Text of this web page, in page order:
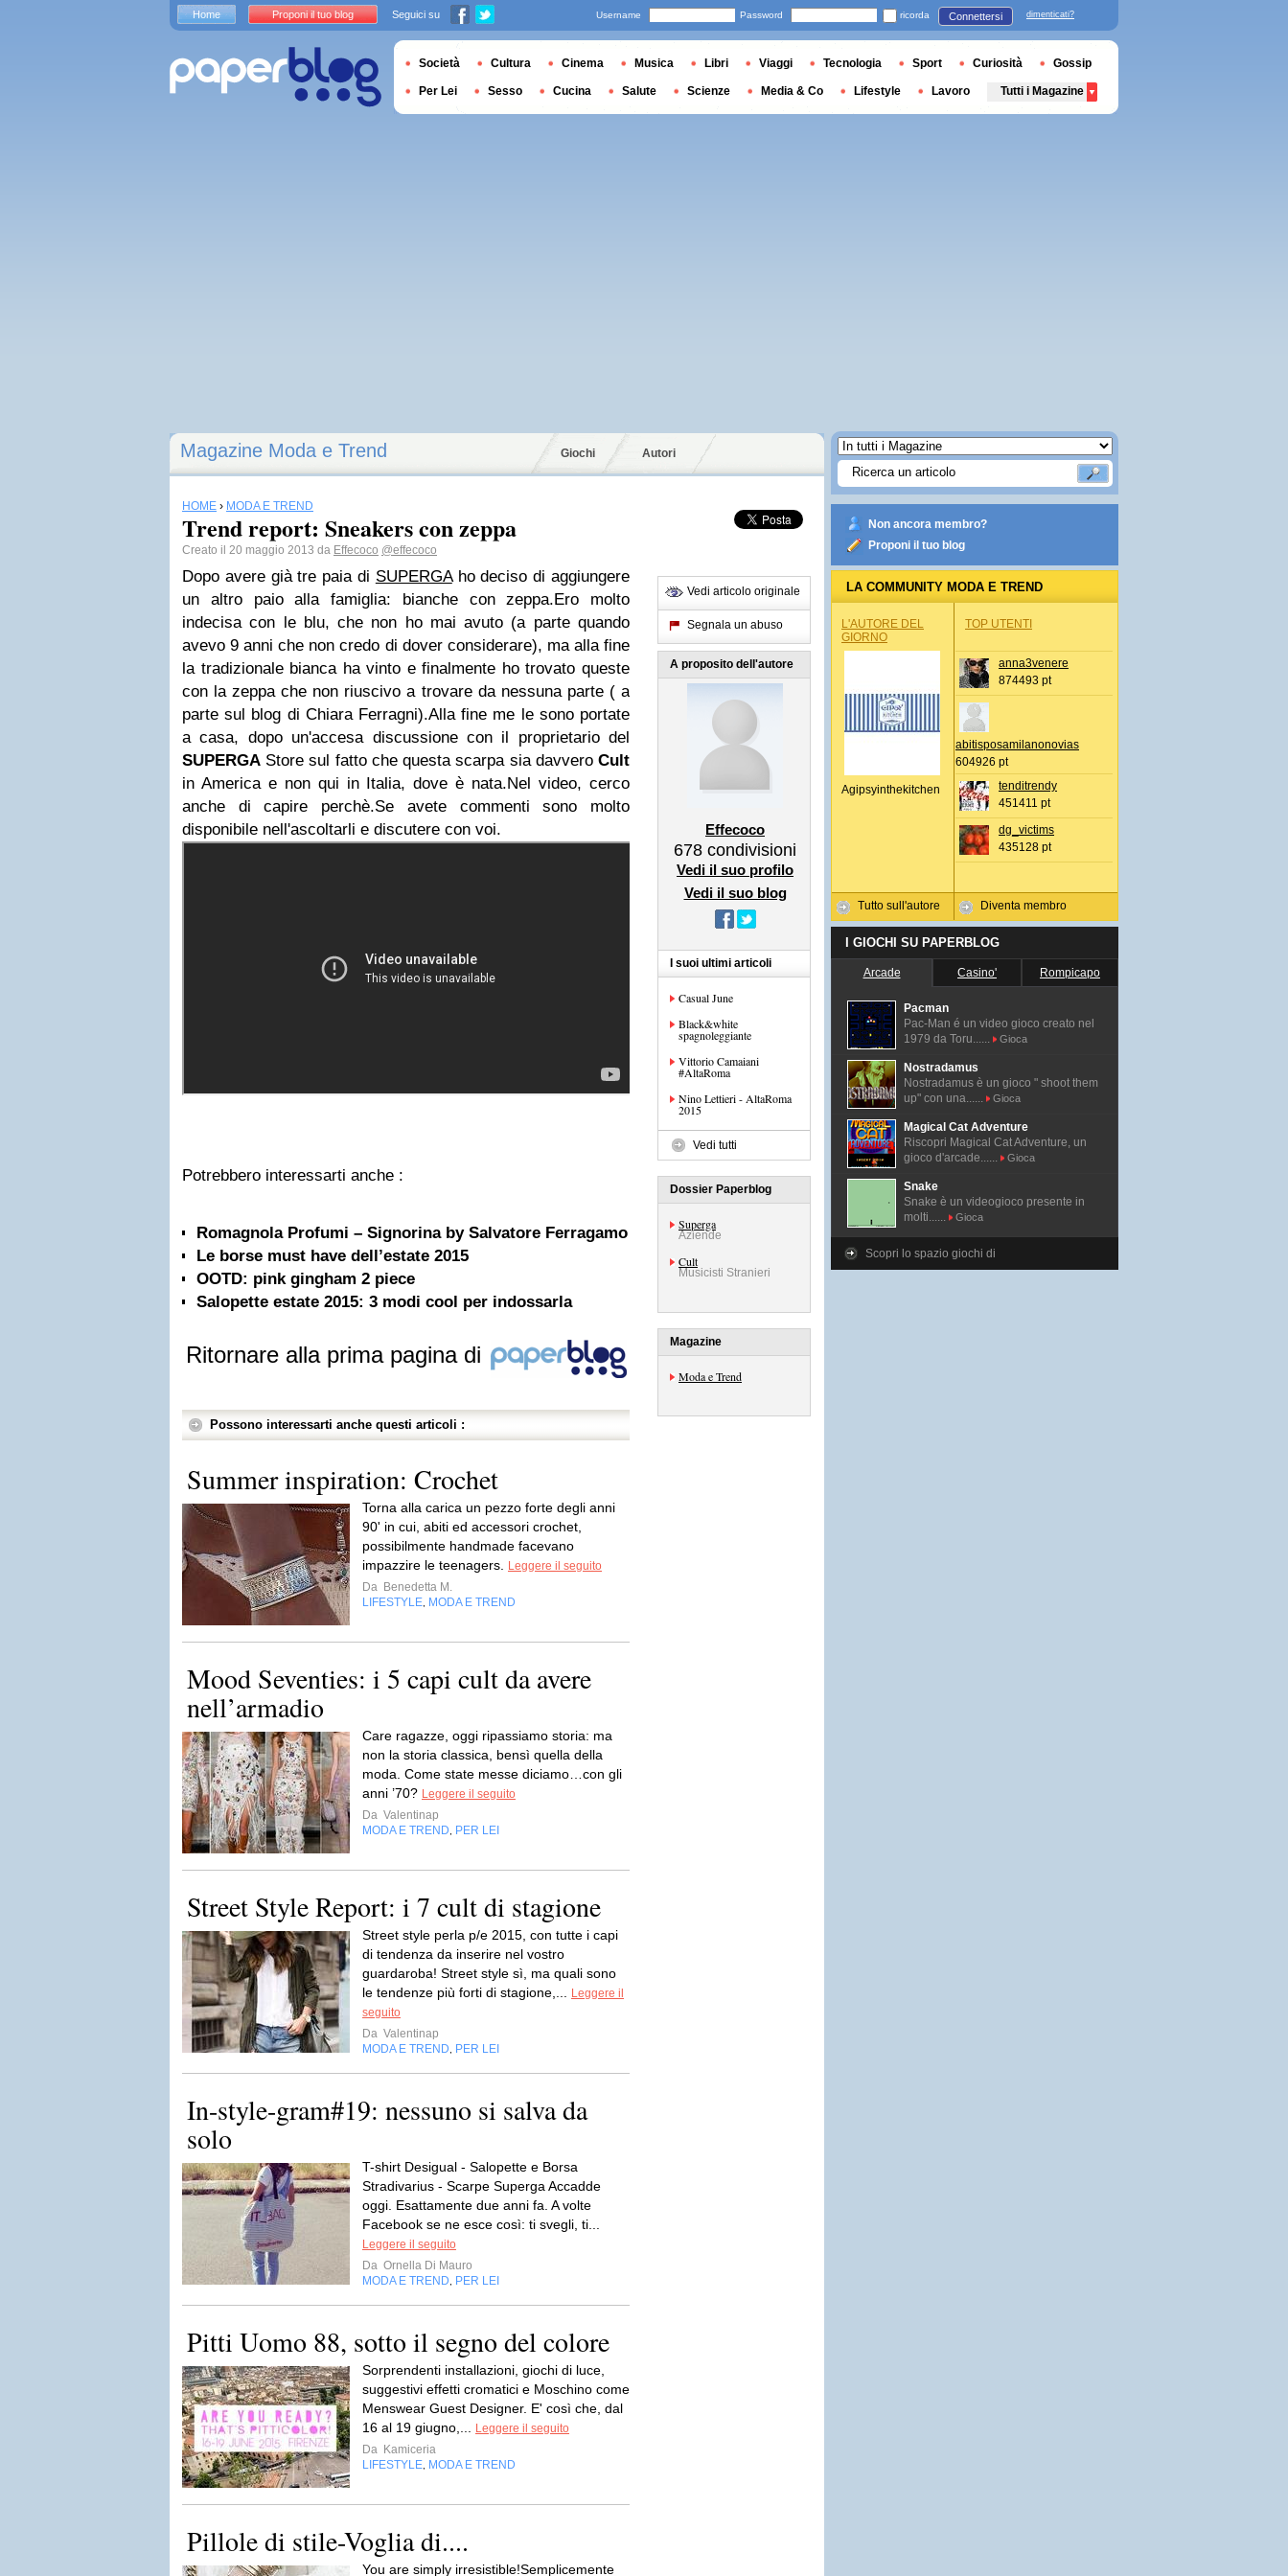
Magazine Moda e Trend Giochi Autori
HOME › MODA E TREND
Trend report: Sneakers con zeppa
Creato il 20 maggio 2013 da Effecoco @effecoco
Dopo avere già tre paia di SUPERGAho deciso di aggiungere
un altro paio alla famiglia: bianche con zeppa.Ero molto
indecisa con le blu, che non ho mai avuto (a parte quando
avevo 9 anni che non credo di dover considerare), ma alla fine
la tradizionale bianca ha vinto e finalmente ho trovato queste
con la zeppa che non riuscivo a trovare da nessuna parte ( a
parte sul blog di Chiara Ferragni).Alla fine me le sono portate
a casa, dopo un'accesa discussione con il proprietario del
SUPERGA Store sul fatto che questa scarpa sia davvero Cult
in America e non qui in Italia, dove è nata.Nel video, cerco
anche di capire perchè.Se avete commenti sono molto
disponibile nell'ascoltarli e discutere con voi.
Potrebbero interessarti anche :
Romagnola Profumi – Signorina by Salvatore Ferragamo
Le borse must have dell’estate 2015
OOTD: pink gingham 2 piece
Salopette estate 2015: 3 modi cool per indossarla
Ritornare alla prima pagina di
Possono interessarti anche questi articoli :
Summer inspiration: Crochet
Torna alla carica un pezzo forte degli anni
90' in cui, abiti ed accessori crochet,
possibilmente handmade facevano
impazzire le teenagers.
Leggere il seguito
Da Benedetta M.
LIFESTYLE MODA E TREND
Mood Seventies: i 5 capi cult da avere
nell’armadio
Care ragazze, oggi ripassiamo storia: ma
non la storia classica, bensì quella della
moda. Come state messe diciamo…con gli
anni ’70? Leggere il seguito
Da Valentinap
MODA E TREND
PER LEI
Street Style Report: i 7 cult di stagione
Street style perla p/e 2015, con tutte i capi
di tendenza da inserire nel vostro
guardaroba! Street style sì, ma quali sono
le tendenze più forti di stagione,...
Leggere il
seguito
Da Valentinap
MODA E TREND
PER LEI
In-style-gram#19: nessuno si salva da
solo
T-shirt Desigual - Salopette e Borsa
Stradivarius - Scarpe Superga Accadde
oggi. Esattamente due anni fa. A volte
Facebook se ne esce così: ti svegli, ti...
Leggere il seguito
Da Ornella Di Mauro
MODA E TREND
PER LEI
Pitti Uomo 88, sotto il segno del colore
Sorprendenti installazioni, giochi di luce,
suggestivi effetti cromatici e Moschino come
Menswear Guest Designer. E' così che, dal
16 al 19 giugno,...
Leggere il seguito
Da Kamiceria
LIFESTYLE MODA E TREND
Pillole di stile-Voglia di....
You are simply irresistible!Semplicemente
Vedi articolo originale
Segnala un abuso
A proposito dell'autore
Effecoco
678 condivisioni
Vedi il suo profilo
Vedi il suo blog
I suoi ultimi articoli
Casual June
Black&white
spagnoleggiante
Vittorio Camaiani
#AltaRoma
Nino Lettieri - AltaRoma
2015
Vedi tutti
Dossier Paperblog
Superga
Aziende
Cult
Musicisti Stranieri
Magazine
Moda e Trend
Non ancora membro?
Proponi il tuo blog
LA COMMUNITY MODA E TREND
L'AUTORE DEL
GIORNO
Agipsyinthekitchen
Tutto sull'autore
TOP UTENTI
anna3venere
874493 pt
abitisposamilanonovias
604926 pt
tenditrendy
451411 pt
dg_victims
435128 pt
Diventa membro
I GIOCHI SU PAPERBLOG
Arcade Casino' Rompicapo
Pacman
Pac-Man é un video gioco creato nel
1979 da Toru......
Gioca
Nostradamus
Nostradamus è un gioco " shoot them
up" con una......
Gioca
Magical Cat Adventure
Riscopri Magical Cat Adventure, un
gioco d'arcade......
Gioca
Snake
Snake è un videogioco presente in
molti......
Gioca
Scopri lo spazio giochi di
Home Proponi il tuo blog Seguici su Username Password ricorda Connettersi dimenticati?
Società Cultura Cinema Musica Libri Viaggi Tecnologia Sport Curiosità Gossip
Per Lei Sesso Cucina Salute Scienze Media & Co Lifestyle Lavoro Tutti i Magazine